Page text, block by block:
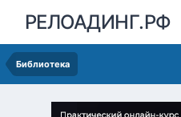
РЕЛОАДИНГ.РФ
Библиотека